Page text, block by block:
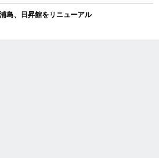
島、日昇館をリニューアル